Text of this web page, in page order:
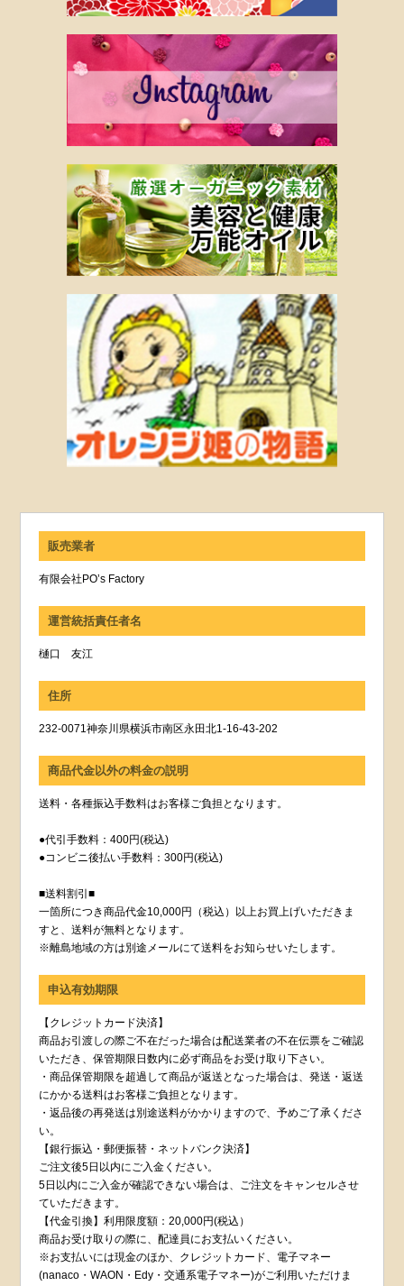
販売業者
有限会社PO’s Factory
運営統括責任者名
樋口 友江
住所
232-0071神奈川県横浜市南区永田北1-16-43-202
商品代金以外の料金の説明
送料・各種振込手数料はお客様ご負担となります。
●代引手数料：400円(税込)
●コンビニ後払い手数料：300円(税込)
■送料割引■
一箇所につき商品代金10,000円（税込）以上お買上げいただきま
すと、送料が無料となります。
※離島地域の方は別途メールにて送料をお知らせいたします。
申込有効期限
【クレジットカード決済】
商品お引渡しの際ご不在だった場合は配送業者の不在伝票をご確認
いただき、保管期限日数内に必ず商品をお受け取り下さい。
・商品保管期限を超過して商品が返送となった場合は、発送・返送
にかかる送料はお客様ご負担となります。
・返品後の再発送は別途送料がかかりますので、予めご了承くださ
い。
【銀行振込・郵便振替・ネットバンク決済】
ご注文後5日以内にご入金ください。
5日以内にご入金が確認できない場合は、ご注文をキャンセルさせ
ていただきます。
【代金引換】利用限度額：20,000円(税込）
商品お受け取りの際に、配達員にお支払いください。
※お支払いには現金のほか、クレジットカード、電子マネー
(nanaco・WAON・Edy・交通系電子マネー)がご利用いただけま